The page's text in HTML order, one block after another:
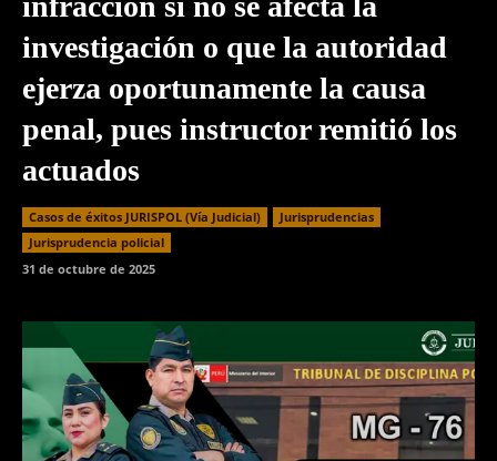
investigación o que la autoridad
ejerza oportunamente la causa
penal, pues instructor remitió los
actuados
Casos de éxitos JURISPOL (Vía Judicial)
Jurisprudencias
Jurisprudencia policial
31 de octubre de 2025